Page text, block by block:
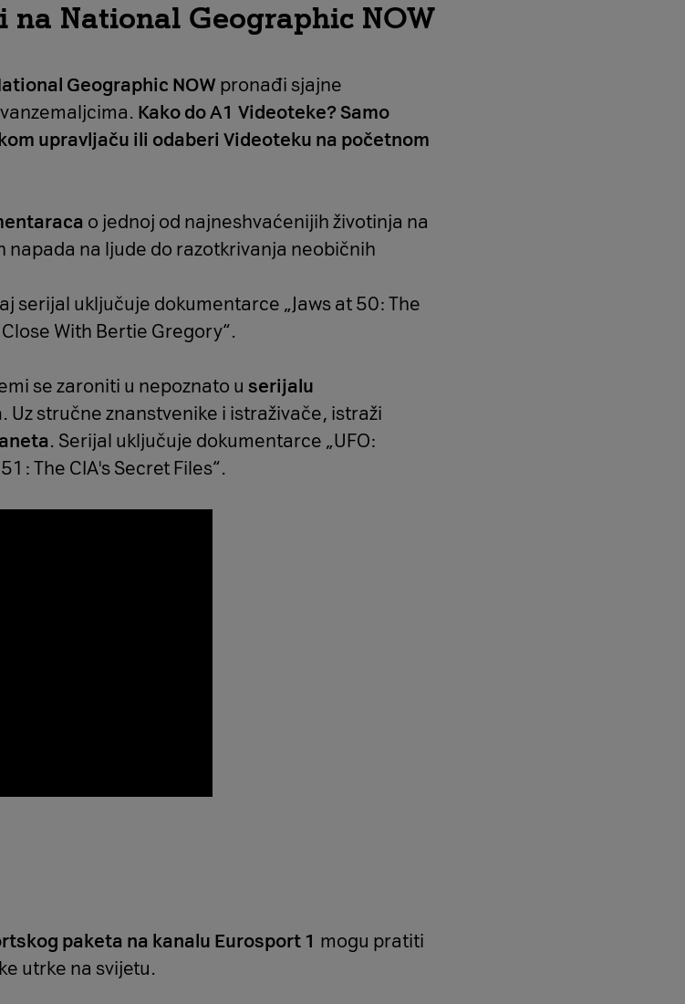
National Geographic NOW
Geographic NOW pronađi sjajne
Kako do A1 Videoteke? Samo
upravljaču ili odaberi Videoteku na početnom
o jednoj od najneshvaćenijih životinja na
napada na ljude do razotkrivanja neobičnih
serijal uključuje dokumentarce „Jaws at 50: The
With Bertie Gregory“.
se zaroniti u nepoznato u serijalu
. Uz stručne znanstvenike i istraživače, istraži
. Serijal uključuje dokumentarce „UFO:
The CIA's Secret Files“.
paketa na kanalu Eurosport 1 mogu pratiti
utrke na svijetu.